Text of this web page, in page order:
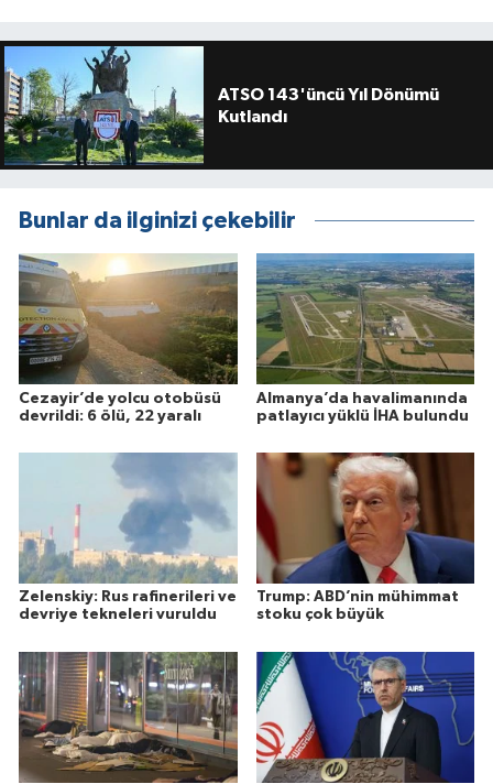
ATSO 143'üncü Yıl Dönümü
Kutlandı
Bunlar da ilginizi çekebilir
Cezayir’de yolcu otobüsü
devrildi: 6 ölü, 22 yaralı
Almanya’da havalimanında
patlayıcı yüklü İHA bulundu
Zelenskiy: Rus rafinerileri ve
devriye tekneleri vuruldu
Trump: ABD’nin mühimmat
stoku çok büyük